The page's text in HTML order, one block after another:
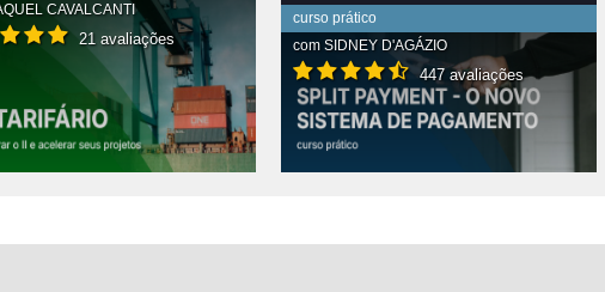
CAVALCANTI
21 avaliações
curso prático
com SIDNEY D'AGÁZIO
447 avaliações
CONTEÚDO COMPLETO VER CONTEÚDO COMPLETO